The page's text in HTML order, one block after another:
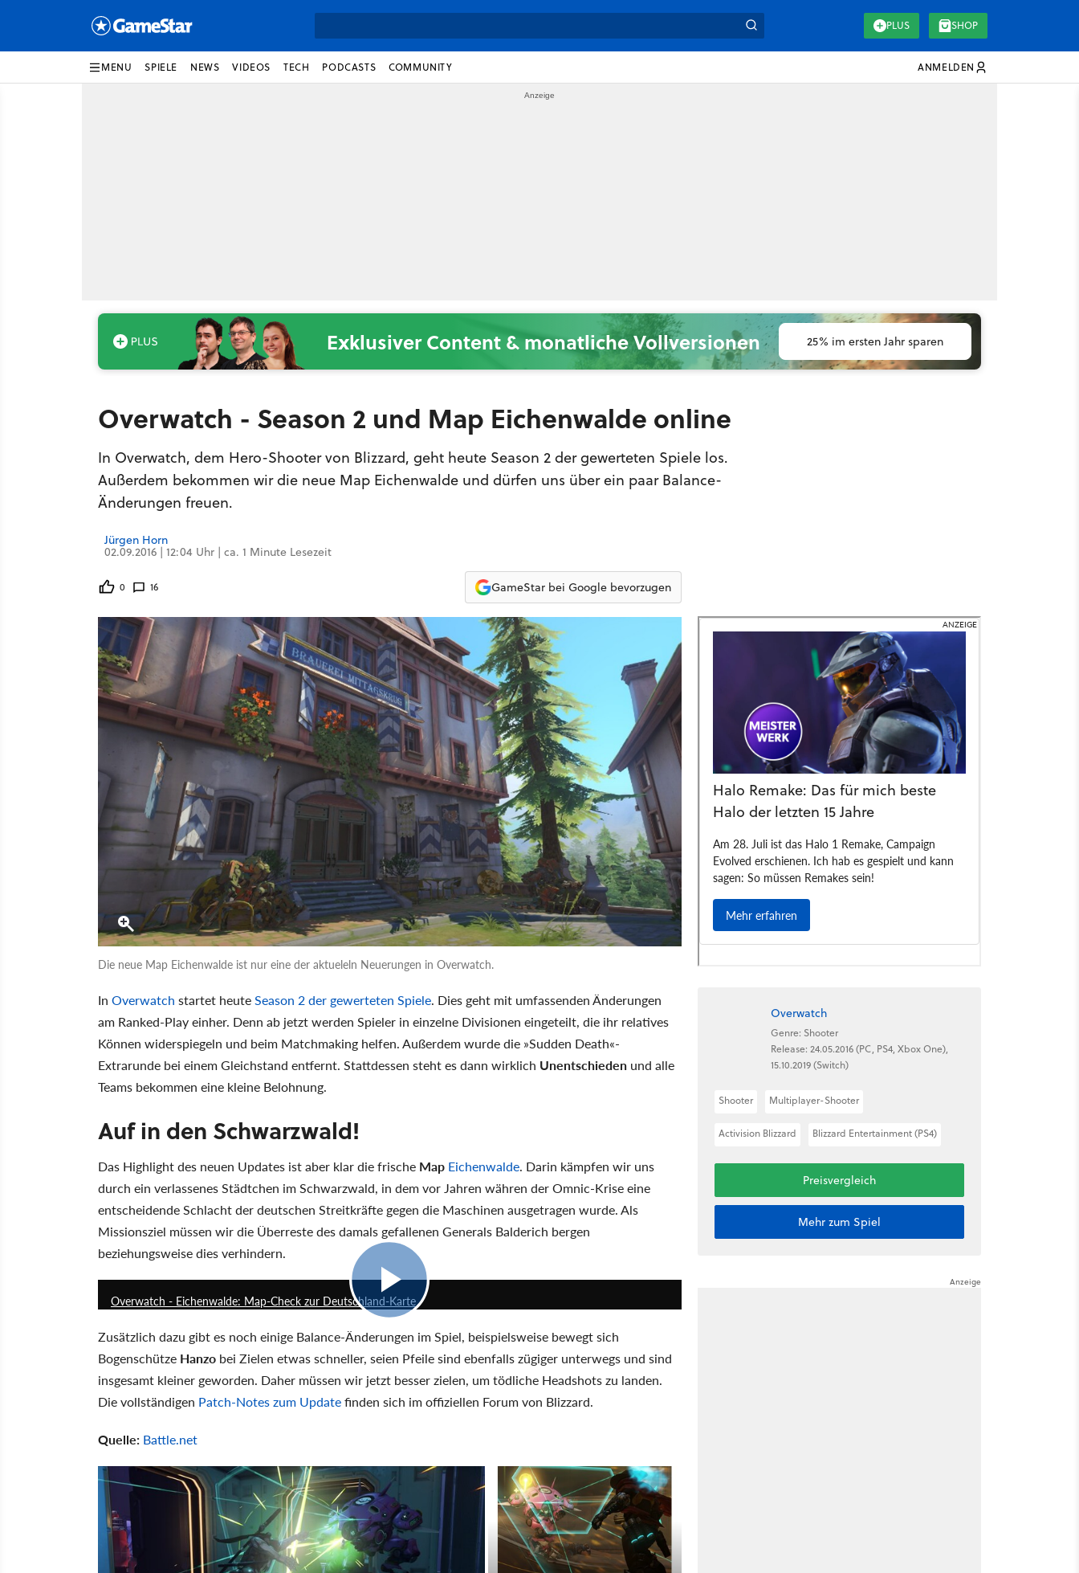
PLUS SHOP
MENU SPIELE NEWS VIDEOS TECH PODCASTS COMMUNITY ANMELDEN
Exklusiver Content & monatliche Vollversionen 25% im ersten Jahr sparen
Overwatch - Season 2 und Map Eichenwalde online
In Overwatch, dem Hero-Shooter von Blizzard, geht heute Season 2 der gewerteten Spiele los.
Außerdem bekommen wir die neue Map Eichenwalde und dürfen uns über ein paar Balance-
Änderungen freuen.
Jürgen Horn
02.09.2016 | 12:04 Uhr | ca. 1 Minute Lesezeit
0 16 GameStar bei Google bevorzugen
Die neue Map Eichenwalde ist nur eine der aktueleln Neuerungen in Overwatch.
In Overwatch startet heuteSeason 2 der gewerteten Spiele. Dies geht mit umfassenden Änderungen
am Ranked-Play einher. Denn ab jetzt werden Spieler in einzelne Divisionen eingeteilt, die ihr relatives
Können widerspiegeln und beim Matchmaking helfen. Außerdem wurde die »Sudden Death«-
Extrarunde bei einem Gleichstand entfernt. Stattdessen steht es dann wirklich Unentschieden und alle
Teams bekommen eine kleine Belohnung.
Auf in den Schwarzwald!
Das Highlight des neuen Updates ist aber klar die frische Map Eichenwalde. Darin kämpfen wir uns
durch ein verlassenes Städtchen im Schwarzwald, in dem vor Jahren währen der Omnic-Krise eine
entscheidende Schlacht der deutschen Streitkräfte gegen die Maschinen ausgetragen wurde. Als
Missionsziel müssen wir die Überreste des damals gefallenen Generals Balderich bergen
beziehungsweise dies verhindern.
Overwatch - Eichenwalde: Map-Check zur Deutschland-Karte
Zusätzlich dazu gibt es noch einige Balance-Änderungen im Spiel, beispielsweise bewegt sich
Bogenschütze Hanzo bei Zielen etwas schneller, seien Pfeile sind ebenfalls zügiger unterwegs und sind
insgesamt kleiner geworden. Daher müssen wir jetzt besser zielen, um tödliche Headshots zu landen.
Die vollständigen Patch-Notes zum Updatefinden sich im offiziellen Forum von Blizzard.
Quelle: Battle.net
Overwatch
Genre: Shooter
Release: 24.05.2016 (PC, PS4, Xbox One),
15.10.2019 (Switch)
Shooter Multiplayer-Shooter
Activision Blizzard Blizzard Entertainment (PS4)
Preisvergleich
Mehr zum Spiel